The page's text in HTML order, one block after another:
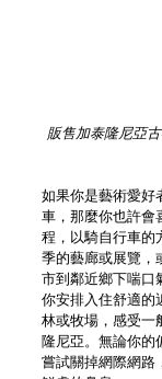
販售加泰隆尼亞
如果你是藝術愛好
車，那麼你也許會
程，以騎自行車的
季的藝廊或展覽，
市到鄰近鄉下喘口
你安排入住舒適的
林或牧場，感受一
隆尼亞。無論你的
嘗試關掉網際網路